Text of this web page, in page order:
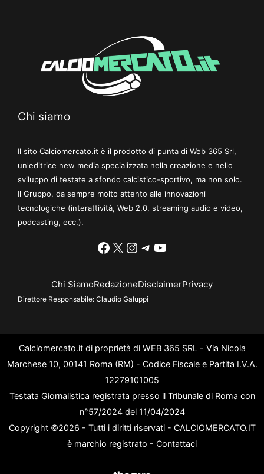
Chi siamo
Il sito Calciomercato.it è il prodotto di punta di Web 365 Srl,
un'editrice new media specializzata nella creazione e nello
sviluppo di testate a sfondo calcistico-sportivo, ma non solo.
Il Gruppo, da sempre molto attento alle innovazioni
tecnologiche (interattività, Web 2.0, streaming audio e video,
podcasting, ecc.).
Facebook
X Instagram
Telegram
YouTube
Chi SiamoRedazioneDisclaimerPrivacy
Direttore Responsabile: Claudio Galuppi
Calciomercato.it di proprietà di WEB 365 SRL - Via Nicola
Marchese 10, 00141 Roma (RM) - Codice Fiscale e Partita I.V.A.
12279101005
Testata Giornalistica registrata presso il Tribunale di Roma con
n°57/2024 del 11/04/2024
Copyright ©2026 - Tutti i diritti riservati - CALCIOMERCATO.IT
è marchio registrato - Contattaci